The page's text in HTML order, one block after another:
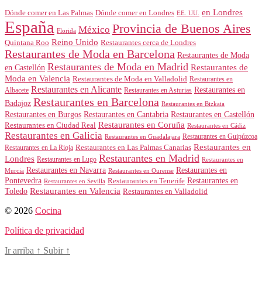
Dónde comer en Las Palmas Dónde comer en Londres EE. UU. en Londres
España Florida México Provincia de Buenos Aires
Quintana Roo Reino Unido Restaurantes cerca de Londres
Restaurantes de Moda en Barcelona Restaurantes de Moda
en Castellón Restaurantes de Moda en Madrid Restaurantes de
Moda en Valencia Restaurantes de Moda en Valladolid Restaurantes en
Albacete Restaurantes en Alicante Restaurantes en Asturias Restaurantes en
Badajoz Restaurantes en Barcelona Restaurantes en Bizkaia
Restaurantes en Burgos Restaurantes en Cantabria Restaurantes en Castellón
Restaurantes en Ciudad Real Restaurantes en Coruña Restaurantes en Cádiz
Restaurantes en Galicia Restaurantes en Guadalajara Restaurantes en Guipúzcoa
Restaurantes en La Rioja Restaurantes en Las Palmas Canarias Restaurantes en
Londres Restaurantes en Lugo Restaurantes en Madrid Restaurantes en
Murcia Restaurantes en Navarra Restaurantes en Ourense Restaurantes en
Pontevedra Restaurantes en Sevilla Restaurantes en Tenerife Restaurantes en
Toledo Restaurantes en Valencia Restaurantes en Valladolid
© 2026 Cocina
Política de privacidad
Ir arriba ↑ Subir ↑